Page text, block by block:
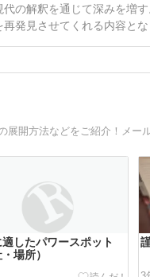
の解釈を通じて深みを増
発見させてくれる内容とな
開方法などをご紹介！メール
適したパワースポット
・場所）